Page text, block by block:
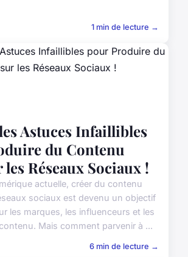
1 min de lecture →
Astuces Infaillibles
du Contenu
Réseaux Sociaux !
actuelle, créer du contenu
sociaux est devenu un objectif
les marques, les influenceurs et les
Mais comment parvenir à ...
6 min de lecture →